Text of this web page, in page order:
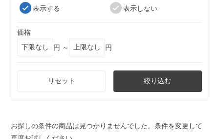
表示する
表示しない
価格
円 ～
円
リセット 絞り込む
お探しの条件の商品は見つかりませんでした。条件を変更して